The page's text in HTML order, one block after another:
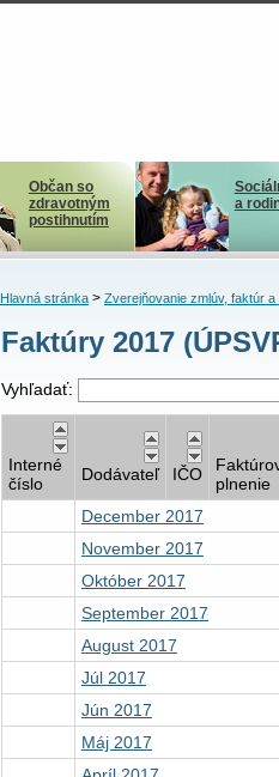
Občan so
zdravotným
postihnutím
a
Hlavná stránka> Zverejňovanie zmlúv, faktúr a
Faktúry 2017
Vyhľadať:
Interné
číslo
Dodávateľ IČO
plnenie
December 2017
November 2017
Október 2017
September 2017
August 2017
Júl 2017
Jún 2017
Máj 2017